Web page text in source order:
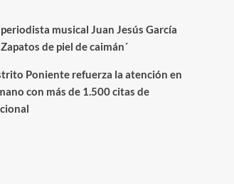
periodista musical Juan Jesús García
de piel de caimán´
Poniente refuerza la atención en
con más de 1.500 citas de